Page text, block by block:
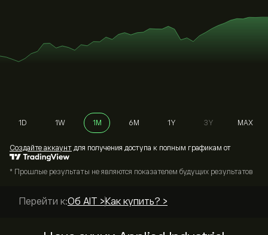
1D 1W 1M 6M 1Y 3Y MAX
Cоздайте аккаунт для получения доступа к полным графикам от
* Прошлые результаты не являются показателем будущих результатов
Перейти к:Об AIT > Как купить? >